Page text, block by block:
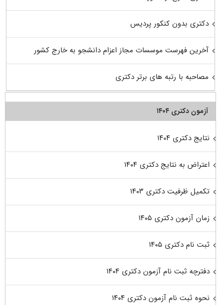
دکتری بدون کنکور پردیس
آخرین فهرست موسسات مجاز اعزام دانشجو به خارج کشور
مصاحبه با رتبه های برتر دکتری
آزمون دکتری ۱۴۰۴
نتایج دکتری ۱۴۰۴
اعتراض به نتایج دکتری ۱۴۰۴
تکمیل ظرفیت دکتری ۱۴۰۳
زمان آزمون دکتری ۱۴۰۵
ثبت نام دکتری ۱۴۰۵
دفترچه ثبت نام آزمون دکتری ۱۴۰۴
نحوه ثبت نام آزمون دکتری ۱۴۰۴